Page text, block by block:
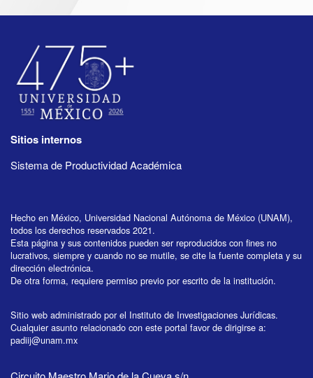
Sitios internos
Sistema de Productividad Académica
Hecho en México, Universidad Nacional Autónoma de México (UNAM),
todos los derechos reservados 2021.
Esta página y sus contenidos pueden ser reproducidos con fines no
lucrativos, siempre y cuando no se mutile, se cite la fuente completa y su
dirección electrónica.
De otra forma, requiere permiso previo por escrito de la institución.
Sitio web administrado por el Instituto de Investigaciones Jurídicas.
Cualquier asunto relacionado con este portal favor de dirigirse a:
padiij@unam.mx